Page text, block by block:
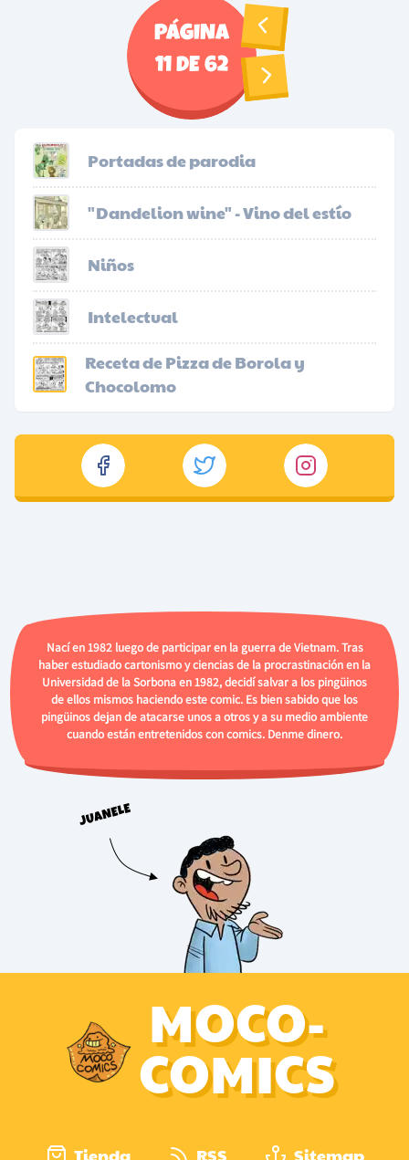
PÁGINA
11 DE 62
Portadas de parodia
"Dandelion wine" - Vino del estío
Niños
Intelectual
Receta de Pizza de Borola y
Chocolomo
Nací en 1982 luego de participar en la guerra de Vietnam. Tras
haber estudiado cartonismo y ciencias de la procrastinación en la
Universidad de la Sorbona en 1982, decidí salvar a los pingüinos
de ellos mismos haciendo este comic. Es bien sabido que los
pingüinos dejan de atacarse unos a otros y a su medio ambiente
cuando están entretenidos con comics. Denme dinero.
MOCO-
COMICS
Tienda RSS Sitemap